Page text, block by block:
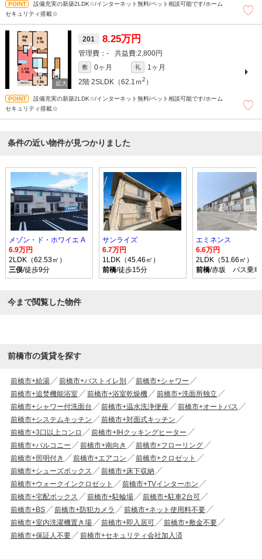
設備充実の新築2LDK☆/インターネット無料/ペット相談可能です/ホーム
セキュリティ搭載☆
201 8.25万円
- 2,800円
敷 0ヶ月 礼
1ヶ月
2階 2SLDK（62.1ｍ2 ）
設備充実の新築2LDK☆/インターネット無料/ペット相談可能です/ホーム
セキュリティ搭載☆
条件の近い物件が見つかりました
メゾン・ド・ホワイエ A
6.9万円
2LDK（62.53㎡）
三俣/徒歩9分
サンライズ
6.7万円
1LDK（45.46㎡）
前橋/徒歩15分
エミネンス
6.6万円
2LDK（51.66㎡）
前橋/赤坂 バス乗
今まで閲覧した物件
前橋市の賃貸を探す
前橋市+給湯 前橋市+バストイレ別
前橋市+シャワー
前橋市+追焚機能浴室
前橋市+浴室乾燥機
前橋市+洗面所独立
前橋市+シャワー付洗面台
前橋市+温水洗浄便座
前橋市+オートバス
前橋市+システムキッチン
前橋市+対面式キッチン
前橋市+3口以上コンロ
前橋市+IHクッキングヒーター
前橋市+バルコニー
前橋市+南向き
前橋市+フローリング
前橋市+照明付き
前橋市+エアコン
前橋市+クロゼット
前橋市+シューズボックス
前橋市+床下収納
前橋市+ウォークインクロゼット
前橋市+TVインターホン
前橋市+宅配ボックス
前橋市+駐輪場
前橋市+駐車2台可
前橋市+BS
前橋市+防犯カメラ
前橋市+ネット使用料不要
前橋市+室内洗濯機置き場
前橋市+即入居可
前橋市+敷金不要
前橋市+保証人不要
前橋市+セキュリティ会社加入済